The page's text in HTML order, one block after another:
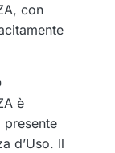
con
è
d’Uso. Il